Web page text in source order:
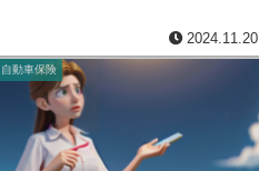
とにもつながります。近年、個人の情報の
流出や不正利用といった事例が相次いでお
り、社会的な問題となっています。このよ
うな事態を防ぐためには、個人情報保護の
基礎をしっかりと定め、組織全体で遵守し
ていくことが不可欠です。さらに、個人情
報保護の基礎は、一度作成したら終わりで
はなく、社会の変化や法改正に合わせて定
ます。具体例を挙げると、自動車保険で事
故を起こし、車の修理費用が５０万円かか
ったとしましょう。もし、免責金額が１０
万円に設定されている場合、保険会社から
支払われるのは４０万円となり、残りの１
０万円は自己負担となります。つまり、保
険金が全額支払われるのではなく、あらか
じめ決められた一部の金額を自分で負担す
2024.11.20
自動車保険